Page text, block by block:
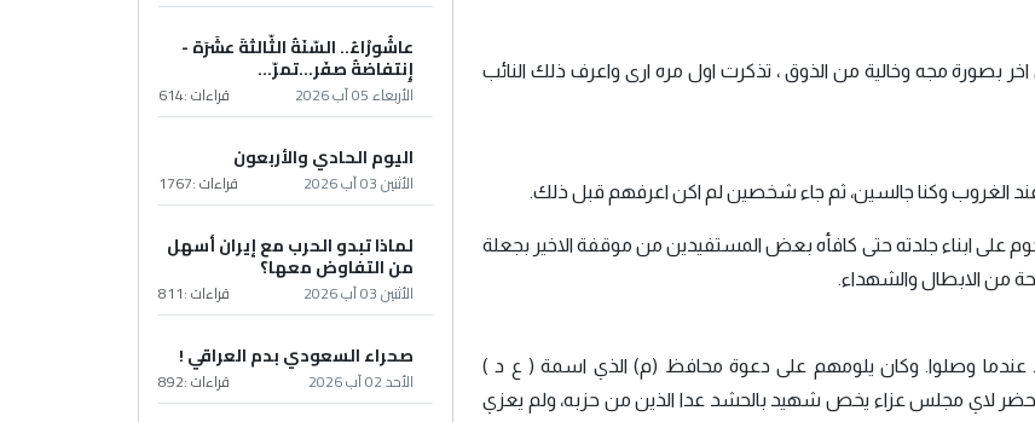
بصورة مجه وخالية من الذوق ، تذكرت اول مره ارى واعرف ذلك النائب
الغروب وكنا جالسين، ثم جاء شخصين لم اكن اعرفهم قبل ذلك.
على ابناء جلدته حتى كافأه بعض المستفيدين من موقفة الاخير بجعلة
من الابطال والشهداء.
وصلوا. وكان يلومهم على دعوة محافظ (م) الذي اسمة ( ع د )
لاي مجلس عزاء يخص شهيد بالحشد عدا الذين من حزبه، ولم يعزي
عاشُورْاءُ.. السّنَةُ الثّالثةَ عشَرَة -
إِنتفاضةُ صفَر…تمرّ...
الأربعاء 05 آب 2026 قراءات :614
اليوم الحادي والأربعون
الأثنين 03 آب 2026 قراءات :1767
لماذا تبدو الحرب مع إيران أسهل
من التفاوض معها؟
الأثنين 03 آب 2026 قراءات :811
صحراء السعودي بدم العراقي !
الأحد 02 آب 2026 قراءات :892